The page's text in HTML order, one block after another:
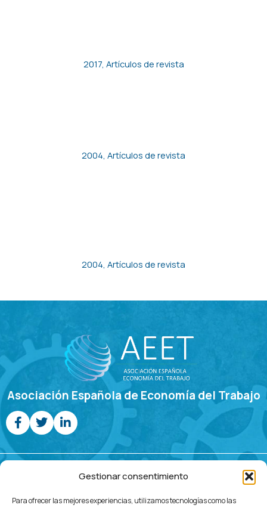
Gestionar consentimiento
Para ofrecer las mejores experiencias, utilizamos tecnologías como las
2017, Artículos de revista
2004 Artículos de revista
2004 Artículos de revista
Asociación Española de Economía del Trabajo
Jornadas de Economía Laboral
ProgramaCall For
ComitésInscripciónUbicaciónContacto